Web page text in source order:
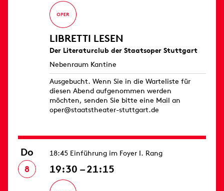
LIBRETTI LESEN
Der Literaturclub der Staatsoper Stuttgart
Nebenraum Kantine
Ausgebucht. Wenn Sie in die Warteliste für
diesen Abend aufgenommen werden
möchten, senden Sie bitte eine Mail an
oper@staatstheater-stuttgart.de
Do
8
18:45 Einführung im Foyer I. Rang
19:30 – 21:15